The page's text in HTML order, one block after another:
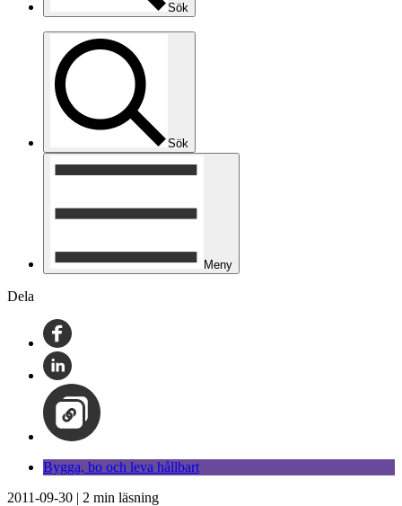
Sök
Sök
Meny
Dela
Bygga, bo och leva hållbart
2011-09-30 | 2 min läsning